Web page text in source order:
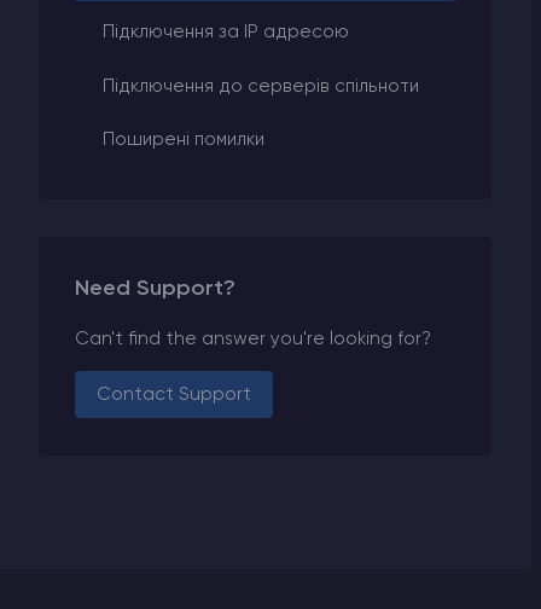
Підключення за IP адресою
Підключення до серверів спільноти
Поширені помилки
Need Support?
Can't find the answer you're looking for?
Contact Support